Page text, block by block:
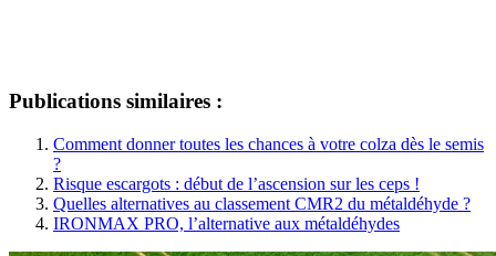
Publications similaires :
Comment donner toutes les chances à votre colza dès le semis
?
Risque escargots : début de l’ascension sur les ceps !
Quelles alternatives au classement CMR2 du métaldéhyde ?
IRONMAX PRO, l’alternative aux métaldéhydes